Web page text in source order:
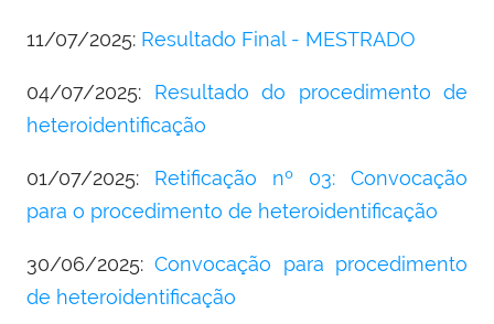
11/07/2025: Resultado Final - MESTRADO
04/07/2025: Resultado do procedimento de
heteroidentificação
01/07/2025: Retificação nº 03: Convocação
para o procedimento de heteroidentificação
30/06/2025:Convocação para procedimento
de heteroidentificação